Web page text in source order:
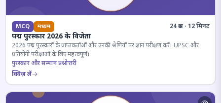
MCQ मध्यम 24 प्रश्न · 12 मिनट
पद्म पुरस्कार 2026 के विजेता
2026 पद्म पुरस्कारों के प्राप्तकर्ताओं और उनकी श्रेणियों पर ज्ञान परीक्षण करें। UPSC और
प्रतियोगी परीक्षाओं के लिए महत्वपूर्ण।
पुरस्कार और सम्मान प्रश्नोत्तरी
क्विज़ लें